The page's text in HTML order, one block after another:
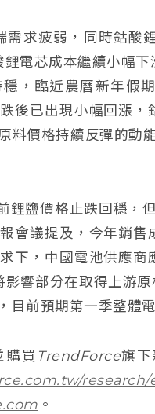
需求疲弱，同時鈷酸
鋰電芯成本繼續小幅
，臨近農曆新年假
後已出現小幅回漲
料價格持續反彈的動
鹽價格止跌回穩，
會議提及，今年銷
下，中國電池供應
響部分在取得上游
目前預期第一季整體
購買TrendForce旗
research/
。